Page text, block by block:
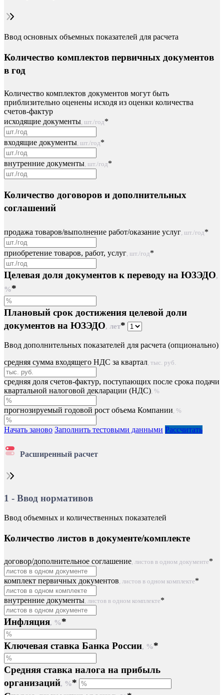
Ввод основных объемных показателей для расчета
Количество комплектов первичных документов
в год
Количество комплектов документов могут быть
приблизительно оценены исходя из оценки количества
счетов-фактур
исходящие документы, шт./год*
входящие документы, шт./год*
внутренние документы, шт./год*
Количество договоров и дополнительных
соглашений
продажа товаров/выполнение работ/оказание услуг, шт./год*
приобретение товаров, работ, услуг, шт./год*
Целевая доля документов к переводу на ЮЗЭДО,
%*
Плановый срок достижения целевой доли
документов на ЮЗЭДО, лет*
Ввод дополнительных показателей для расчета (опционально)
средняя сумма входящего НДС за квартал, тыс. руб.
средняя доля счетов-фактур, поступающих после срока подачи
квартальной налоговой декларации (НДС), %
прогнозируемый годовой рост объема Компании, %
Начать заново Заполнить тестовыми данными Рассчитать
Расширенный расчет
1 - Ввод нормативов
Ввод объемных и количественных показателей
Количество листов в документе/комплекте
договор/дополнительное соглашение, листов в одном документе*
комплект первичных документов, листов в одном комплекте*
внутренние документы, листов в одном комплекте*
Инфляция, %*
Ключевая ставка Банка России, %*
Средняя ставка налога на прибыль
организаций, %*